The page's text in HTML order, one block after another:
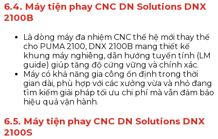
6.4. Máy tiện phay CNC DN Solutions DNX
2100B
Là dòng máy đa nhiệm CNC thế hệ mới thay thế
cho PUMA 2100, DNX 2100B mang thiết kế
khung máy nghiêng, dẫn hướng tuyến tính (LM
guide) giúp tăng độ cứng vững và chính xác.
Máy có khả năng gia công ổn định trong thời
gian dài, phù hợp với các xưởng vừa và nhỏ đang
tìm kiếm giải pháp tối ưu chi phí mà vẫn đảm bảo
hiệu quả vận hành.
6.5. Máy tiện phay CNC DN Solutions DNX
2100S